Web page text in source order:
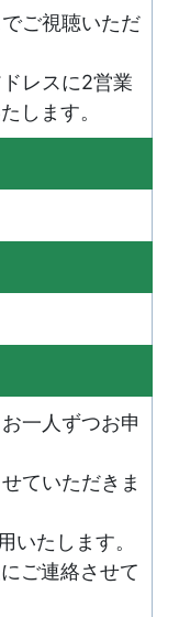
ご視聴いただ
レスに2営業
します。
一人ずつお申
ていただきま
いたします。
ご連絡させて